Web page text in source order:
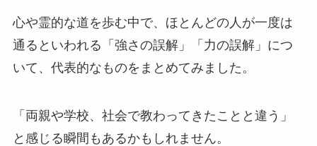
心や霊的な道を歩む中で、ほとんどの人が一度は
通るといわれる「強さの誤解」「力の誤解」につ
いて、代表的なものをまとめてみました。
「両親や学校、社会で教わってきたことと違う」
と感じる瞬間もあるかもしれません。